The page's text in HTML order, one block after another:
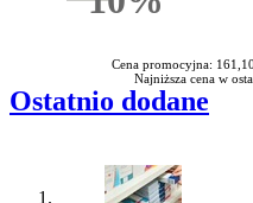
Rabatu
Cena promocyjna: 161,10
Najniższa cena w
Ostatnio dodane